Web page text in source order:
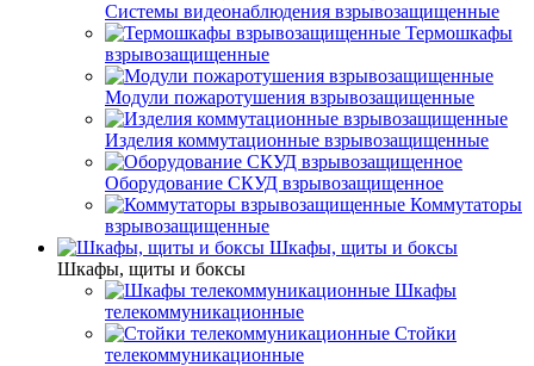
Системы видеонаблюдения взрывозащищенные
Термошкафы
взрывозащищенные
Модули пожаротушения взрывозащищенные
Изделия коммутационные взрывозащищенные
Оборудование СКУД взрывозащищенное
Коммутаторы
взрывозащищенные
Шкафы, щиты и боксы
Шкафы, щиты и боксы
Шкафы
телекоммуникационные
Стойки
телекоммуникационные